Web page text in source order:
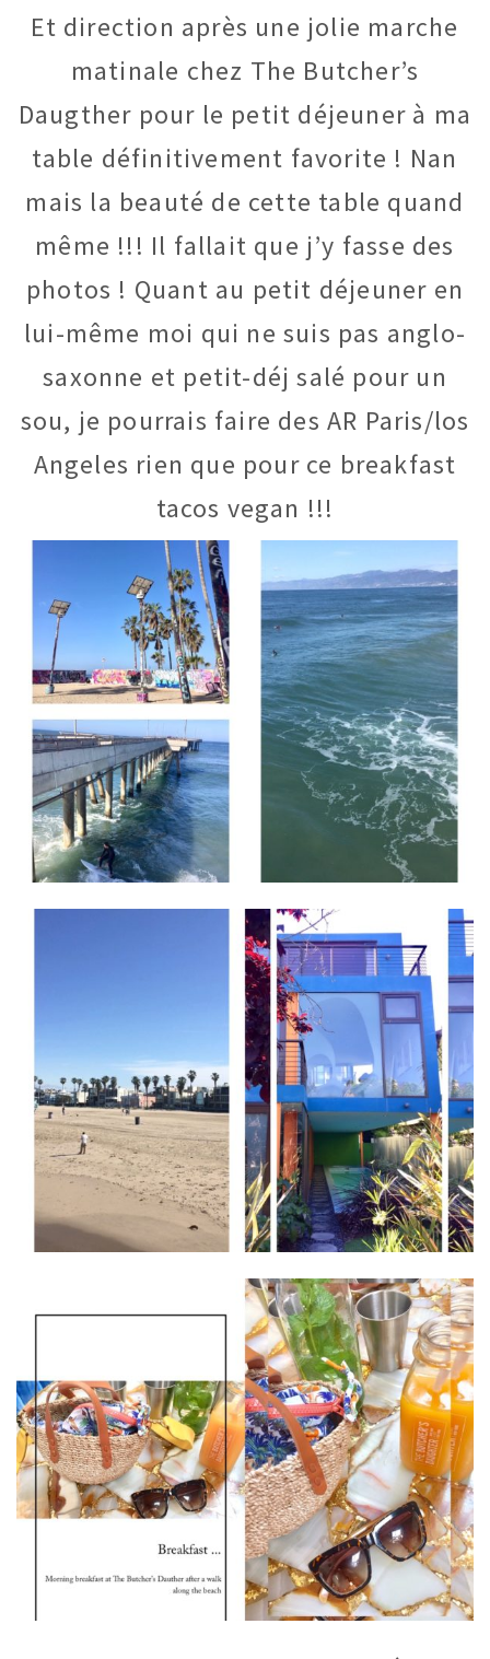
Et direction après une jolie marche
matinale chez The Butcher’s
Daugther pour le petit déjeuner à ma
table définitivement favorite ! Nan
mais la beauté de cette table quand
même !!! Il fallait que j’y fasse des
photos ! Quant au petit déjeuner en
lui-même moi qui ne suis pas anglo-
saxonne et petit-déj salé pour un
sou, je pourrais faire des AR Paris/los
Angeles rien que pour ce breakfast
tacos vegan !!!